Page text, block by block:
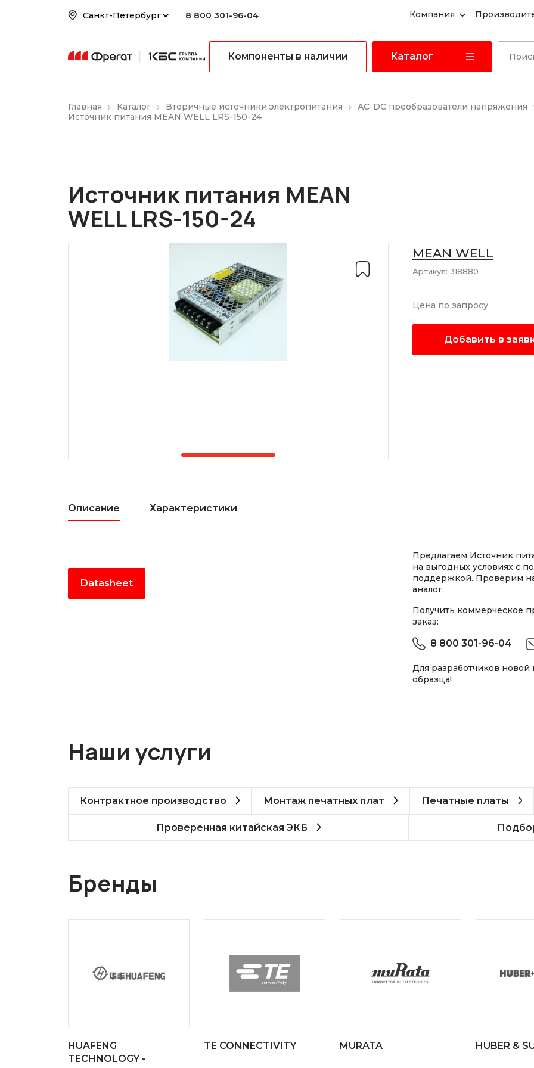
8 800 301-96-04 Компания
Компоненты в наличии Каталог
Главная Каталог Вторичные источники электропитания
AC-DC преобразователи напряжения
Источник питания MEAN WELL LRS-150-24
Источник питания MEAN
WELL LRS-150-24
MEAN WELL
Артикул: 318880
Цена по запросу
Добавить в
Описание Характеристики
Datasheet
Предлагаем Источник
на выгодных условиях с
поддержкой. Проверим
аналог.
Получить коммерческое
заказ:
8 800 301-96-04
Для разработчиков
образца!
Наши услуги
Контрактное производство Монтаж печатных плат Печатные платы
Проверенная китайская ЭКБ
Бренды
HUAFENG
TECHNOLOGY -
TE CONNECTIVITY MURATA HUBER &